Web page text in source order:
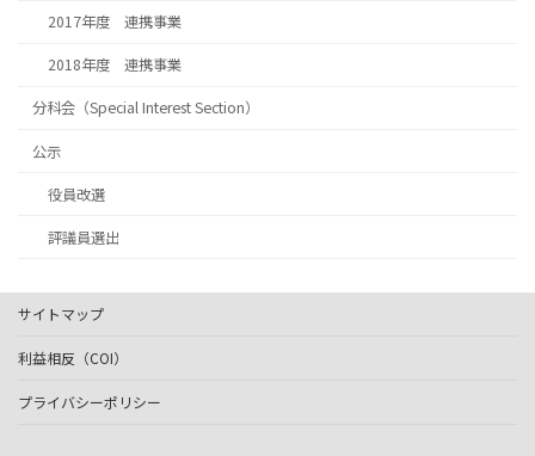
2017年度 連携事業
2018年度 連携事業
分科会（Special Interest Section）
公示
役員改選
評議員選出
サイトマップ
利益相反（COI）
プライバシーポリシー